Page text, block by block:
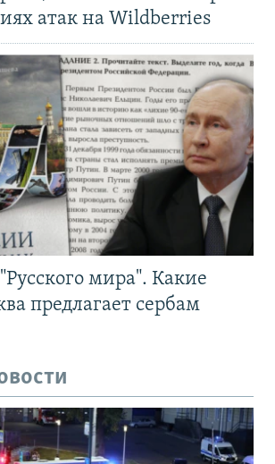
атак на Wildberries
мира". Какие
предлагает сербам